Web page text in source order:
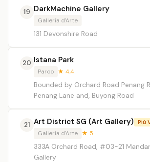
19 DarkMachine Gallery
Galleria d'Arte
131 Devonshire Road
20 Istana Park
Parco ★ 4.4
Bounded by Orchard Road Penang
Penang Lane and, Buyong Road
21 Art District SG (Art Gallery) Più
Galleria d'Arte ★ 5
333A Orchard Road, #03-21
Gallery